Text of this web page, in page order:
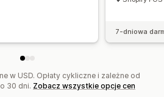
7-dniowa
w USD. Opłaty cykliczne i zależne od
30 dni. Zobacz wszystkie opcje cen